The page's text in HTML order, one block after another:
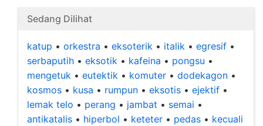
Sedang Dilihat
katup • orkestra • eksoterik • italik • egresif •
serbaputih • eksotik • kafeina • pongsu •
mengetuk • eutektik • komuter • dodekagon •
kosmos • kusa • rumpun • eksotis • ejektif •
lemak telo • perang • jambat • semai •
antikatalis • hiperbol • keteter • pedas • kecuali